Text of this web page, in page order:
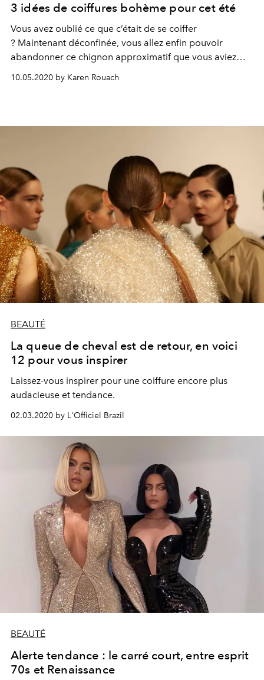
3 idées de coiffures bohème pour cet été
Vous avez oublié ce que c’était de se coiffer
? Maintenant déconfinée, vous allez enfin pouvoir
abandonner ce chignon approximatif que vous aviez
lâchement adopté depuis deux mois. Et vous pencher
sur ces 3 coiffures qui sentent bon l'été...
10.05.2020 by Karen Rouach
BEAUTÉ
La queue de cheval est de retour, en voici
12 pour vous inspirer
Laissez-vous inspirer pour une coiffure encore plus
audacieuse et tendance.
02.03.2020 by L'Officiel Brazil
BEAUTÉ
Alerte tendance : le carré court, entre esprit
70s et Renaissance